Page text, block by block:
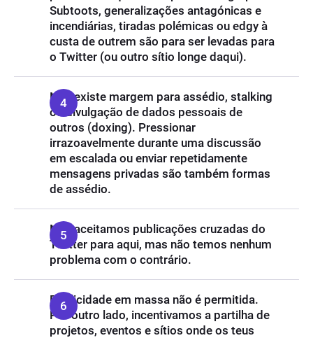
Subtoots, generalizações antagónicas e
incendiárias, tiradas polémicas ou edgy à
custa de outrem são para ser levadas para
o Twitter (ou outro sítio longe daqui).
Não existe margem para assédio, stalking
ou divulgação de dados pessoais de
outros (doxing). Pressionar
irrazoavelmente durante uma discussão
em escalada ou enviar repetidamente
mensagens privadas são também formas
de assédio.
Não aceitamos publicações cruzadas do
Twitter para aqui, mas não temos nenhum
problema com o contrário.
Publicidade em massa não é permitida.
Por outro lado, incentivamos a partilha de
projetos, eventos e sítios onde os teus